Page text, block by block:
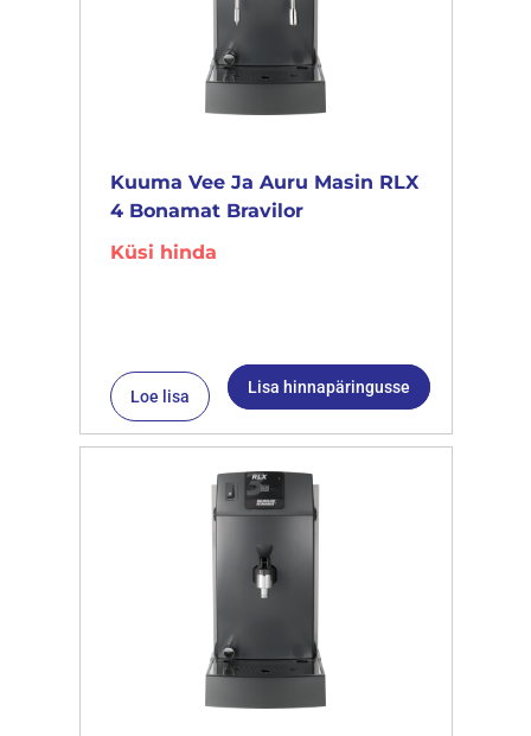
Kuuma Vee Ja Auru Masin RLX
4 Bonamat Bravilor
Küsi hinda
Loe lisa Lisa hinnapäringusse